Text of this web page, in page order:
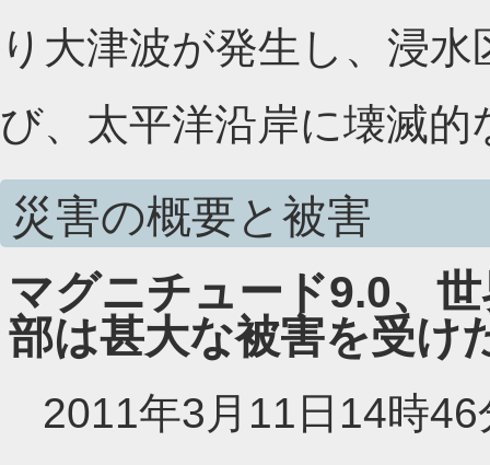
り大津波が発生し、浸
び、太平洋沿岸に壊滅
災害の概要と被害
マグニチュード9.0、
部は甚大な被害を受け
2011年3月11日14時46